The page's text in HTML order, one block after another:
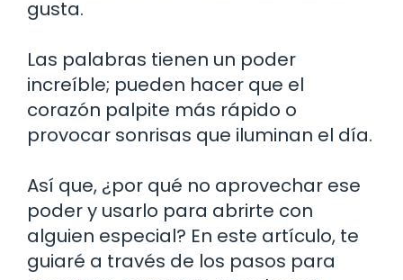
gusta.
Las palabras tienen un poder
increíble; pueden hacer que el
corazón palpite más rápido o
provocar sonrisas que iluminan el día.
Así que, ¿por qué no aprovechar ese
poder y usarlo para abrirte con
alguien especial? En este artículo, te
guiaré a través de los pasos para